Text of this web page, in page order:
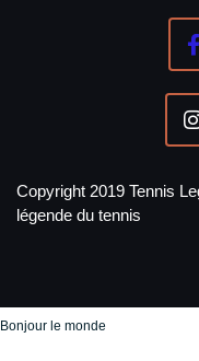
Copyright 2019 Tennis
légende du tennis
Bonjour le monde